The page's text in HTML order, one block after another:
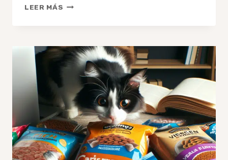
LEER MÁS GUÍA
HACER
ENGORDAR
A
GATO
DESNUTRIDO
SALUDABLEMENTE